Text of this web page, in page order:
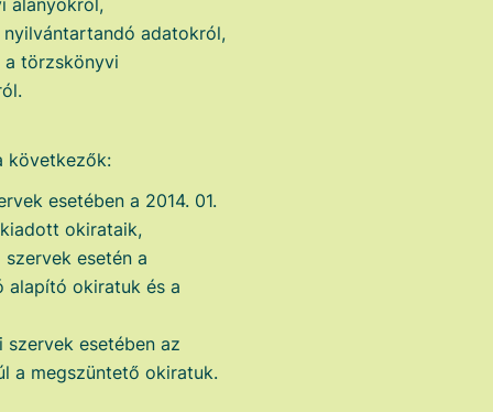
alanyokról,
adatokról,
a törzskönyvi
következők:
esetében a 2014. 01.
okirataik,
esetén a
alapító okiratuk és a
szervek esetében az
a megszüntető okiratuk.